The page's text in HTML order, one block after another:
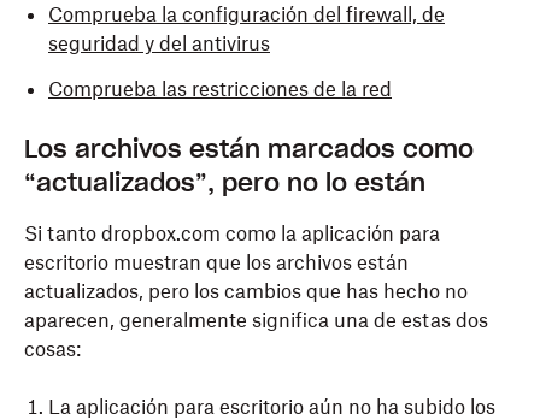
Comprueba la configuración del firewall, de
seguridad y del antivirus
Comprueba las restricciones de la red
Los archivos están marcados como
“actualizados”, pero no lo están
Si tanto dropbox.com como la aplicación para
escritorio muestran que los archivos están
actualizados, pero los cambios que has hecho no
aparecen, generalmente significa una de estas dos
cosas:
La aplicación para escritorio aún no ha subido los